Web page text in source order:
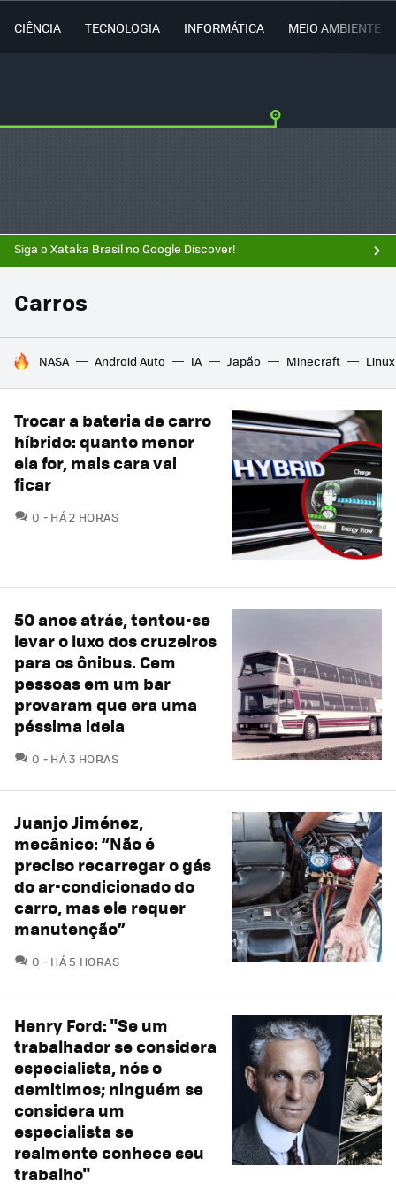
CIÊNCIA TECNOLOGIA INFORMÁTICA MEIO AMBIENTE
Siga o Xataka Brasil no Google Discover!
Carros
TENDÊNCIAS DO DIA
NASA Android Auto IA Japão Minecraft Linux
Trocar a bateria de carro
híbrido: quanto menor
ela for, mais cara vai
ficar
0 COMENTÁRIOS
HÁ 2 HORAS
50 anos atrás, tentou-se
levar o luxo dos cruzeiros
para os ônibus. Cem
pessoas em um bar
provaram que era uma
péssima ideia
0 COMENTÁRIOS
HÁ 3 HORAS
Juanjo Jiménez,
mecânico: “Não é
preciso recarregar o gás
do ar-condicionado do
carro, mas ele requer
manutenção”
0 COMENTÁRIOS
HÁ 5 HORAS
Henry Ford: "Se um
trabalhador se considera
especialista, nós o
demitimos; ninguém se
considera um
especialista se
realmente conhece seu
trabalho"